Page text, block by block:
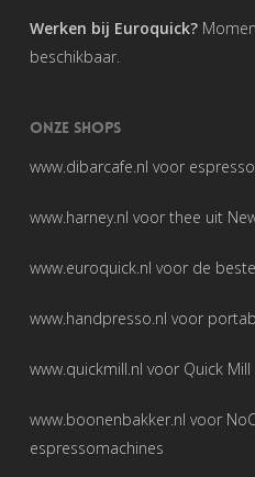
Werken bij Euroquick?
beschikbaar.
ONZE SHOPS
www.dibarcafe.nl voor
www.harney.nl voor thee uit
www.euroquick.nl voor de
www.handpresso.nl voor
www.quickmill.nl voor Quick
www.boonenbakker.nl voor
espressomachines